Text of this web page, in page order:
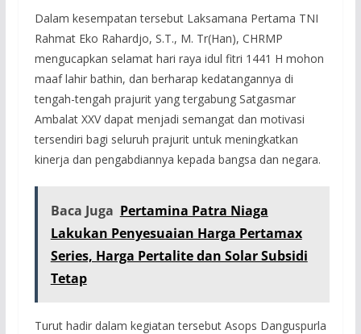
Dalam kesempatan tersebut Laksamana Pertama TNI
Rahmat Eko Rahardjo, S.T., M. Tr(Han), CHRMP
mengucapkan selamat hari raya idul fitri 1441 H mohon
maaf lahir bathin, dan berharap kedatangannya di
tengah-tengah prajurit yang tergabung Satgasmar
Ambalat XXV dapat menjadi semangat dan motivasi
tersendiri bagi seluruh prajurit untuk meningkatkan
kinerja dan pengabdiannya kepada bangsa dan negara.
Baca Juga Pertamina Patra Niaga
Lakukan Penyesuaian Harga Pertamax
Series, Harga Pertalite dan Solar Subsidi
Tetap
Turut hadir dalam kegiatan tersebut Asops Danguspurla